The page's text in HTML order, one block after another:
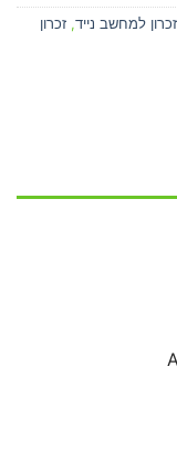
זכרון למחשב נייד, זכרון